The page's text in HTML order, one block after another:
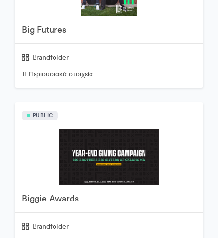
Big Futures
Brandfolder
11 Περιουσιακά στοιχεία
PUBLIC
Biggie Awards
Brandfolder